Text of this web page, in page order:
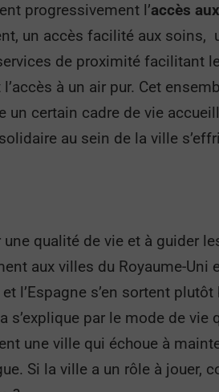
progressivement l’accès
un accès facilité aux soins,
de proximité facilitant
à un air pur. Cet
un certain cadre de vie
au sein de la ville
qualité de vie et à guider
aux villes du Royaume-Uni
l’Espagne s’en sortent plutôt
s’explique par le mode de vie
une ville qui échoue à
Si la ville a un rôle à jouer,